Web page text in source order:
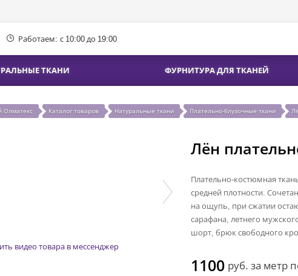
Работаем: с 10:00 до 19:00
ТКАНИ ФУРНИТУРА ДЛЯ ТКАНЕЙ
Олматекс Каталог товаров Натуральные ткани Плательно-блузочные ткани
видео товара в мессенджер
Лён
Плательно-костюмная
средней плотности.
на ощупь, при сжатии
сарафана, летнего
шорт, брюк свободного
1100 руб. за метр